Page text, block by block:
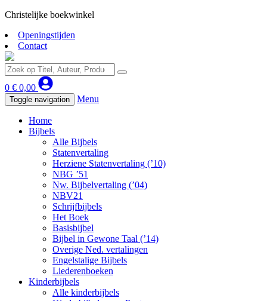
Christelijke boekwinkel
Openingstijden
Contact
0 € 0,00
Toggle navigation Menu
Home
Bijbels
Alle Bijbels
Statenvertaling
Herziene Statenvertaling (’10)
NBG ’51
Nw. Bijbelvertaling (’04)
NBV21
Schrijfbijbels
Het Boek
Basisbijbel
Bijbel in Gewone Taal (’14)
Overige Ned. vertalingen
Engelstalige Bijbels
Liederenboeken
Kinderbijbels
Alle kinderbijbels